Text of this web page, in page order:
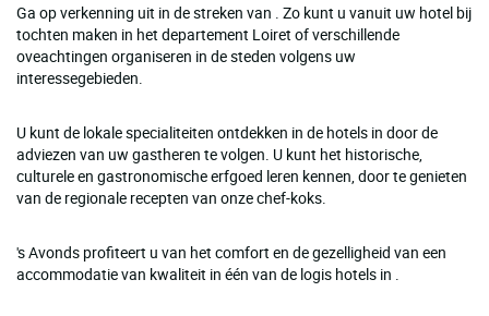
Ga op verkenning uit in de streken van . Zo kunt u vanuit uw hotel bij
tochten maken in het departement Loiret of verschillende
oveachtingen organiseren in de steden volgens uw
interessegebieden.
U kunt de lokale specialiteiten ontdekken in de hotels in door de
adviezen van uw gastheren te volgen. U kunt het historische,
culturele en gastronomische erfgoed leren kennen, door te genieten
van de regionale recepten van onze chef-koks.
's Avonds profiteert u van het comfort en de gezelligheid van een
accommodatie van kwaliteit in één van de logis hotels in .